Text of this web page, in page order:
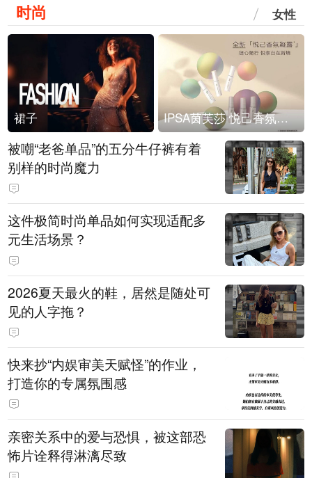
时尚 女性
裙子 IPSA茵芙莎 悦己香氛凝露上市
被嘲“老爸单品”的五分牛仔裤有着
别样的时尚魔力
这件极简时尚单品如何实现适配多
元生活场景？
2026夏天最火的鞋，居然是随处可
见的人字拖？
快来抄“内娱审美天赋怪”的作业，
打造你的专属氛围感
亲密关系中的爱与恐惧，被这部恐
怖片诠释得淋漓尽致